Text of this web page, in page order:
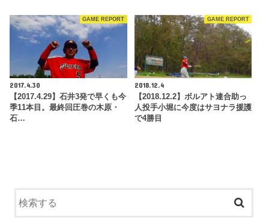
GAME REPORT
2017.4.30
【2017.4.29】石井3発で早くも今
季11本目。最終回圧巻の木原・
石…
GAME REPORT
2018.12.4
【2018.12.2】ボルアト連合助っ
人投手小堀に今度はサヨナラ援護
で4勝目